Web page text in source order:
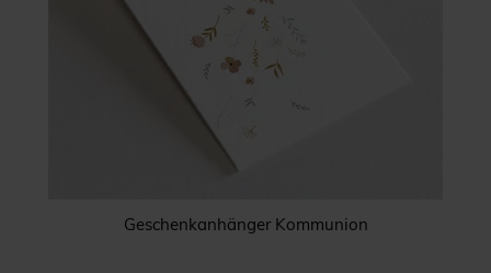
Geschenkanhänger Kommunion